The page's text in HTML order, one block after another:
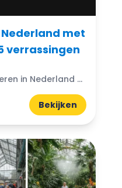
met
verrassingen
Een dagje uit met je kinderen in Nederland kan een geweldige manier zijn om samen quality time door te brengen. Van het ontdekken van prachtige natuurgebieden tot het bezoeken van...
Bekijken